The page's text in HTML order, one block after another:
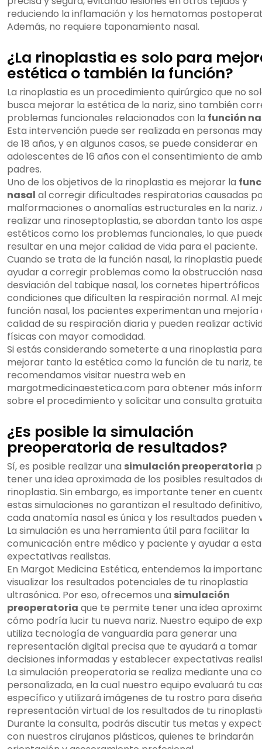
reduciendo la inflamación y los hematomas
Además, no requiere taponamiento nasal.
¿La rinoplastia es solo para
estética o también la función?
La rinoplastia es un procedimiento quirúrgico que no
busca mejorar la estética de la nariz, sino también
problemas funcionales relacionados con la función
Esta intervención puede ser realizada en personas
de 18 años, y en algunos casos, se puede considerar en
adolescentes de 16 años con el consentimiento de
padres.
Uno de los objetivos de la rinoplastia es mejorar la
nasal al corregir dificultades respiratorias causadas
malformaciones o anomalías estructurales en la nariz.
realizar una rinoseptoplastia, se abordan tanto los
estéticos como los problemas funcionales, lo que
resultar en una mejor calidad de vida para el paciente.
Cuando se trata de la función nasal, la rinoplastia
ayudar a corregir problemas como la obstrucción
desviación del tabique nasal, los cornetes
condiciones que dificulten la respiración normal. Al
función nasal, los pacientes experimentan una mejoría
calidad de su respiración diaria y pueden realizar
físicas con mayor comodidad.
Si estás considerando someterte a una rinoplastia para
mejorar tanto la estética como la función de tu nariz,
recomendamos visitar nuestra web en
margotmedicinaestetica.com para obtener más
sobre el procedimiento y solicitar una consulta
¿Es posible la simulación
preoperatoria de resultados?
Sí, es posible realizar una simulación preoperatoria
tener una idea aproximada de los posibles resultados
rinoplastia. Sin embargo, es importante tener en
estas simulaciones no garantizan el resultado
cada anatomía nasal es única y los resultados pueden
La simulación es una herramienta útil para facilitar la
comunicación entre médico y paciente y ayudar a
expectativas realistas.
En Margot Medicina Estética, entendemos la
visualizar los resultados potenciales de tu rinoplastia
ultrasónica. Por eso, ofrecemos una simulación
preoperatoria que te permite tener una idea
cómo podría lucir tu nueva nariz. Nuestro equipo de
utiliza tecnología de vanguardia para generar una
representación digital precisa que te ayudará a tomar
decisiones informadas y establecer expectativas
La simulación preoperatoria se realiza mediante una
personalizada, en la cual nuestro equipo evaluará tu
específico y utilizará imágenes de tu rostro para
representación virtual de los resultados de tu
Durante la consulta, podrás discutir tus metas y
con nuestros cirujanos plásticos, quienes te brindarán